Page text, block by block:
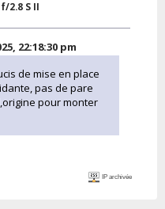
2.8 S II
22:18:30 pm
de mise en place
pas de pare
pour monter
IP archivée